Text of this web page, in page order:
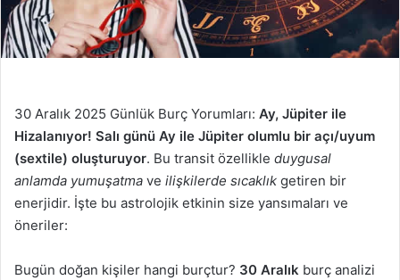
30 Aralık 2025 Günlük Burç Yorumları: Ay, Jüpiter ile
Hizalanıyor! Salı günü Ay ile Jüpiter olumlu bir açı/uyum
(sextile) oluşturuyor. Bu transit özellikle duygusal
anlamda yumuşatma ve ilişkilerde sıcaklık getiren bir
enerjidir. İşte bu astrolojik etkinin size yansımaları ve
öneriler:
Bugün doğan kişiler hangi burçtur? 30 Aralık burç analizi